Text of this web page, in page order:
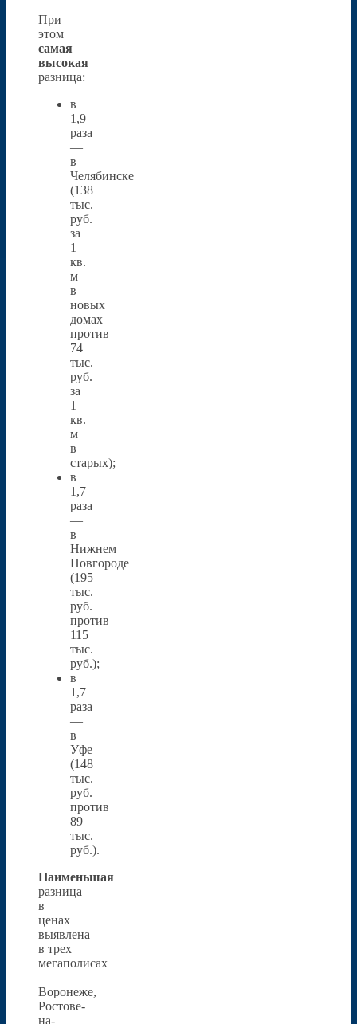
При
этом
самая
высокая
разница:
в
1,9
раза
—
в
Челябинске
(138
тыс.
руб.
за
1
кв.
м
в
новых
домах
против
74
тыс.
руб.
за
1
кв.
м
в
старых);
в
1,7
раза
—
в
Нижнем
Новгороде
(195
тыс.
руб.
против
115
тыс.
руб.);
в
1,7
раза
—
в
Уфе
(148
тыс.
руб.
против
89
тыс.
руб.).
Наименьшая
разница
в
ценах
выявлена
в трех
мегаполисах
—
Воронеже,
Ростове-
на-